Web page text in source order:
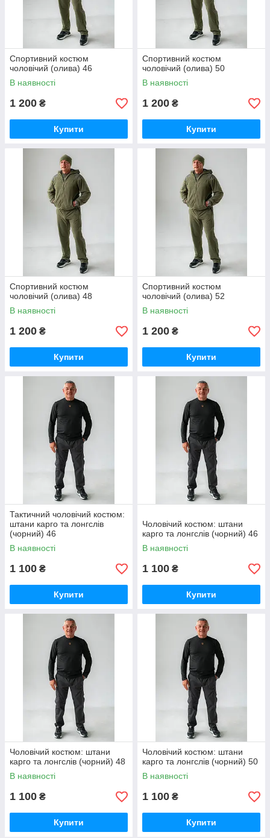
Спортивний костюм
чоловічий (олива) 46
В наявності
1 200 ₴
Купити
Спортивний костюм
чоловічий (олива) 50
В наявності
1 200 ₴
Купити
Спортивний костюм
чоловічий (олива) 48
В наявності
1 200 ₴
Купити
Спортивний костюм
чоловічий (олива) 52
В наявності
1 200 ₴
Купити
Тактичний чоловічий костюм:
штани карго та лонгслів
(чорний) 46
В наявності
1 100 ₴
Купити
Чоловічий костюм: штани
карго та лонгслів (чорний) 46
В наявності
1 100 ₴
Купити
Чоловічий костюм: штани
карго та лонгслів (чорний) 48
В наявності
1 100 ₴
Купити
Чоловічий костюм: штани
карго та лонгслів (чорний) 50
В наявності
1 100 ₴
Купити